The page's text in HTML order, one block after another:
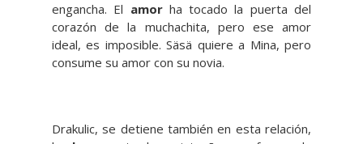
engancha. El amorha tocado la puerta del
corazón de la muchachita, pero ese amor
ideal, es imposible. Säsä quiere a Mina, pero
consume su amor con su novia.
Drakulic, se detiene también en esta relación,